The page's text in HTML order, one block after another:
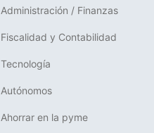
Administración / Finanzas
Fiscalidad y Contabilidad
Tecnología
Autónomos
Ahorrar en la pyme